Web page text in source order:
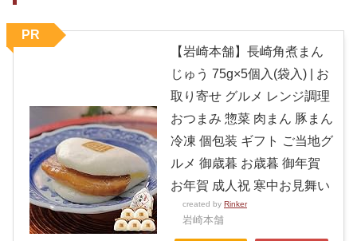
【岩崎本舗】長崎角煮まん
じゅう 75g×5個入(袋入) | お
取り寄せ グルメ レンジ調理
おつまみ 惣菜 肉まん 豚まん
冷凍 個包装 ギフト ご当地グ
ルメ 御歳暮 お歳暮 御年賀
お年賀 成人祝 寒中お見舞い
created by Rinker
岩崎本舗
PR